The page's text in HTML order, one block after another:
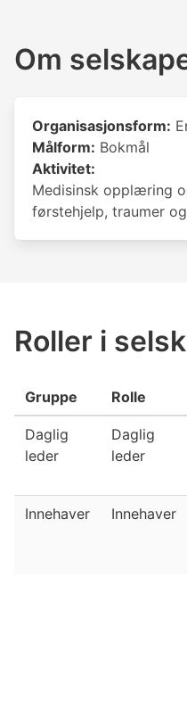
Om
Organisasjonsform:
Målform: Bokmål
Aktivitet:
Medisinsk opplæring
førstehjelp, traumer
Roller i
Gruppe Rolle
Daglig
leder
Daglig
leder
Innehaver Innehaver